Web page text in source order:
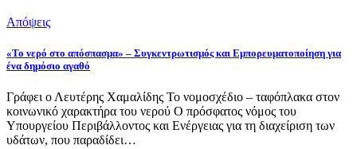
Απόψεις
«Το νερό στο απόσπασμα» – Συγκεντρωτισμός και Εμπορευματοποίηση για
ένα δημόσιο αγαθό
Γράφει ο Λευτέρης Χαμαλίδης Το νομοσχέδιο – ταφόπλακα στον
κοινωνικό χαρακτήρα του νερού Ο πρόσφατος νόμος του
Υπουργείου Περιβάλλοντος και Ενέργειας για τη διαχείριση των
υδάτων, που παραδίδει…